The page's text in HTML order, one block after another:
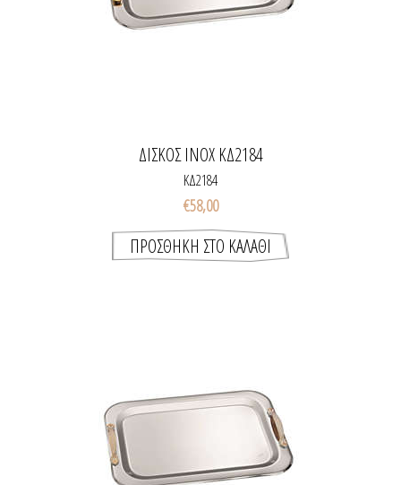
ΔΙΣΚΟΣ INOX ΚΔ2184
ΚΔ2184
€58,00